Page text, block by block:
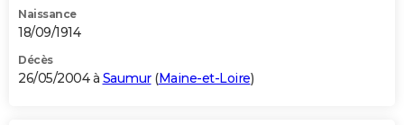
Naissance
18/09/1914
Décès
26/05/2004 à Saumur(Maine-et-Loire)